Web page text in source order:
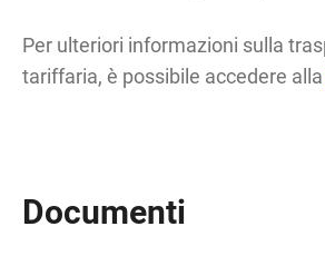
Per ulteriori informazioni sulla
tariffaria, è possibile accedere alla
Documenti